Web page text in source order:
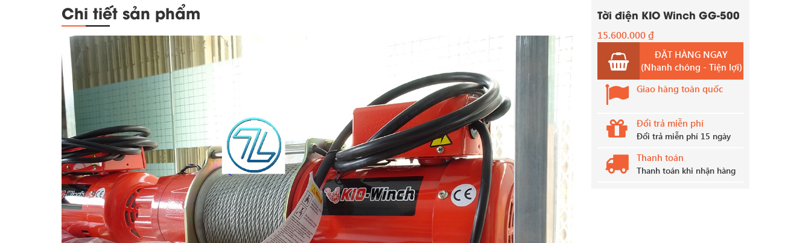
Chi tiết sản phẩm Tời điện KIO Winch GG-500
15.600.000₫
ĐẶT HÀNG NGAY
(Nhanh chóng - Tiện lợi)
Giao hàng toàn quốc
Đổi trả miễn phí
Đổi trả miễn phí 15 ngày
Thanh toán
Thanh toán khi nhận hàng